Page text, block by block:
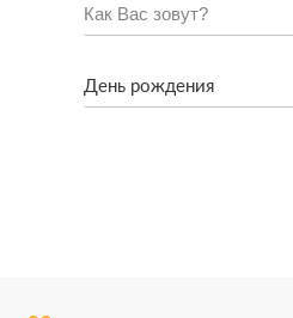
День рождения